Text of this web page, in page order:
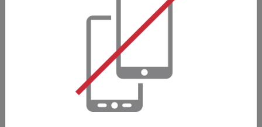
Stated reward is only applicable for orders without
vouchers. Purchase products with an eligible voucher will
earn lower rewards.